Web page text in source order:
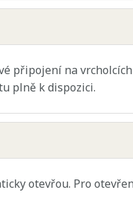
připojení na
plně k dispozici.
otevřou. Pro